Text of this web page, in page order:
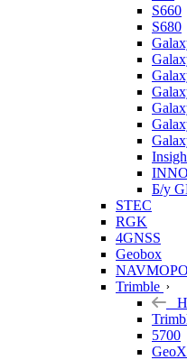
S660
S680
INNO
Б/у
STEC
RGK
4GNSS
Geobox
NAVMOPO
Trimble
5700